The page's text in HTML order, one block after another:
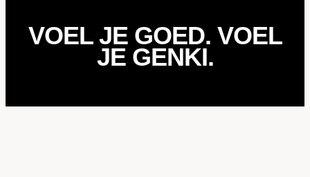
VOEL JE GOED. VOEL
JE GENKI.